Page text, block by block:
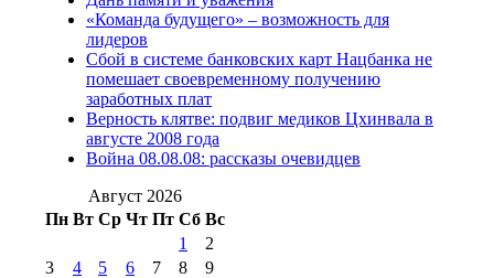
2012 г(15)№97 30 июля 2015 г
(15)№98 1 августа 2015 г
августа 2016 г(10)№98 5 июля 2014 г(10)
№98 8 августа 2013 г
августа 2012 г(14)
2017 г(9)
№99 4 августа
2016 г(12) №99 8 июля 2014 г
августа 2012 г(11)
августа 2013 г
(12)
«Команда будущего» – возможность для
лидеров
Сбой в системе банковских карт Нацбанка не
помешает своевременному получению
заработных плат
Верность клятве: подвиг медиков Цхинвала в
августе 2008 года
Война 08.08.08: рассказы очевидцев
Август 2026
Пн Вт Ср Чт Пт Сб Вс
1
2
3
4 5 6 7 8
9